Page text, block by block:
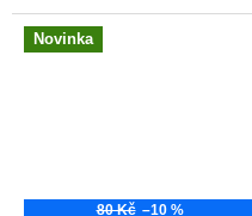
kreativním projektům. Můžete
je použít provýrobu karet,
scrapbooking a...
Novinka
80 Kč –10 %